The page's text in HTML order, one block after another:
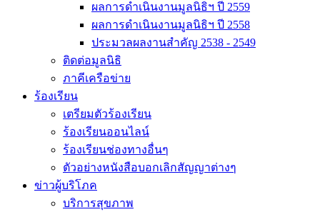
ผลการดำเนินงานมูลนิธิฯ ปี 2559
ผลการดำเนินงานมูลนิธิฯ ปี 2558
ประมวลผลงานสำคัญ 2538 - 2549
ติดต่อมูลนิธิ
ภาคีเครือข่าย
ร้องเรียน
เตรียมตัวร้องเรียน
ร้องเรียนออนไลน์
ร้องเรียนช่องทางอื่นๆ
ตัวอย่างหนังสือบอกเลิกสัญญาต่างๆ
ข่าวผู้บริโภค
บริการสุขภาพ